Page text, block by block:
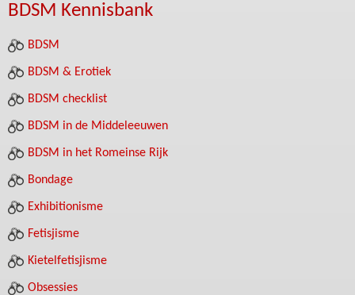
BDSM Kennisbank
BDSM
BDSM & Erotiek
BDSM checklist
BDSM in de Middeleeuwen
BDSM in het Romeinse Rijk
Bondage
Exhibitionisme
Fetisjisme
Kietelfetisjisme
Obsessies